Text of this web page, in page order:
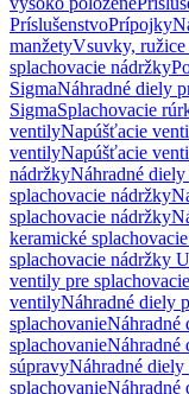
PríslušenstvoPrípojky
manžetyVsuvky,
splachovacie nádržky
SigmaNáhradné diely
SigmaSplachovacie
ventilyNapúšťacie
ventilyNapúšťacie
nádržkyNáhradné
splachovacie nádržky
splachovacie nádržky
keramické
splachovacie nádržky
ventily pre
ventilyNáhradné diely
splachovanieNáhradné
splachovanieNáhradné
súpravyNáhradné
splachovanieNáhradné